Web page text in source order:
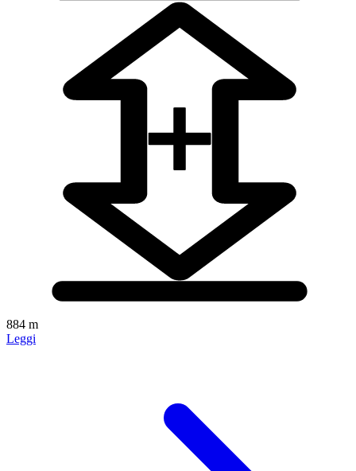
884 m
Leggi